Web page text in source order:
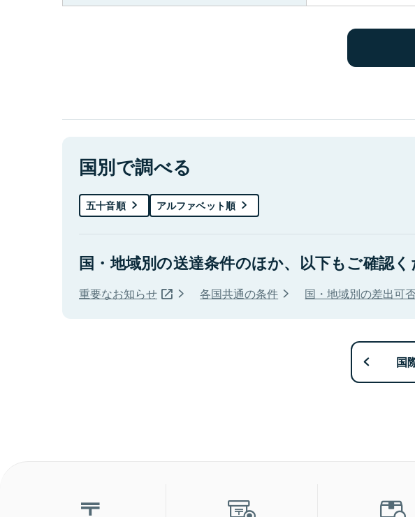
国別で調べる
五十音順 アルファベット順
国・地域別の送達条件のほか、以下もご確認く
重要なお知らせ 各国共通の条件 国・地域別の差出可
国